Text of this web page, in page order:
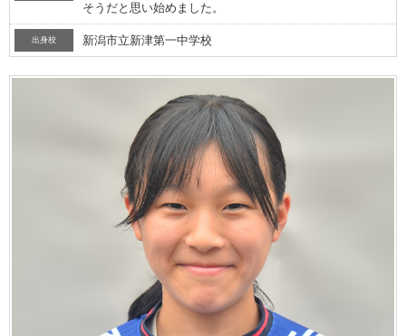
そうだと思い始めました。
出身校 新潟市立新津第一中学校